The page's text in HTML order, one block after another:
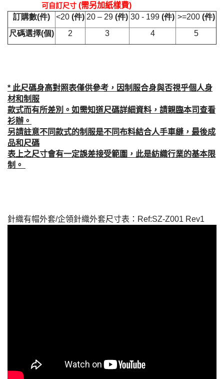
可自訂尺寸 (需另加紙樣費)
訂購數(件) <20 (件) 20 – 29 (件) 30 - 199 (件) >=200 (件)
尺碼選擇(個) 2 3 4 5
* 此尺碼身高對照表僅供參考，因制服合身與否視乎個人身
材和制服
款式而有所差別。如需知道尺碼詳細資料，請親臨本司查看
衫辦。
另請註意不同款式的制服是不同布料結合人手車縫，最後成
品和尺碼
表上之尺寸會有一定誤差接受範圍，此是紡織行業的基本限
制。
針織有帽外套/企領針織外套尺寸表：Ref:SZ-Z001 Rev1